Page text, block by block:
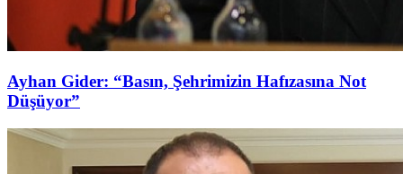
Ayhan Gider: “Basın, Şehrimizin Hafızasına Not
Düşüyor”